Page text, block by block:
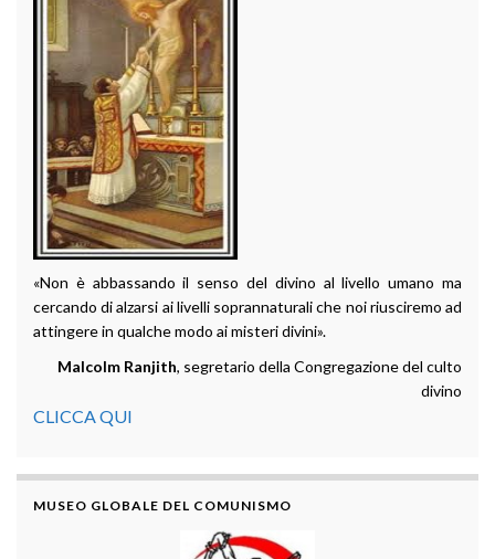
«Non è abbassando il senso del divino al livello umano ma
cercando di alzarsi ai livelli soprannaturali che noi riusciremo ad
attingere in qualche modo ai misteri divini».
Malcolm Ranjith, segretario della Congregazione del culto
divino
CLICCA QUI
MUSEO GLOBALE DEL COMUNISMO